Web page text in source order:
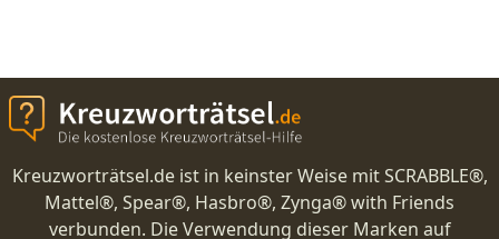
Kreuzworträtsel.de ist in keinster Weise mit SCRABBLE®,
Mattel®, Spear®, Hasbro®, Zynga® with Friends
verbunden. Die Verwendung dieser Marken auf